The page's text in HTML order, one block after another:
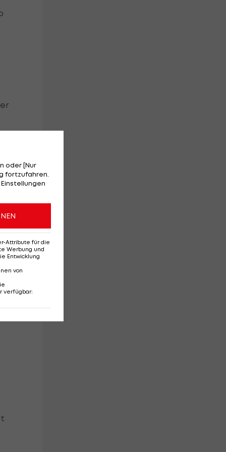
oder [Nur
fortzufahren.
Attribute für die
Werbung und
Entwicklung
von
verfügbar: